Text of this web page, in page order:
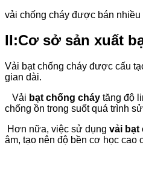
vải chống cháy được bán
II:Cơ sở sản xuất
Vải bạt chống cháy được cấu
gian dài.
Vải bạt chống cháy tăng độ
chống ồn trong suốt quá trình
Hơn nữa, việc sử dụng vải bạt
âm, tạo nên độ bền cơ học cao